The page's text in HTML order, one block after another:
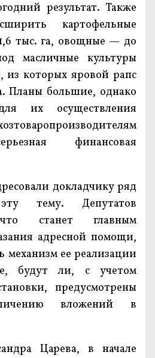
результат. Также
картофельные
тыс. га, овощные — до
масличные культуры
из которых яровой рапс
Планы большие, однако
их осуществления
финансовая
докладчику ряд
тему. Депутатов
что станет главным
адресной помощи,
механизм ее реализации
будут ли, с учетом
предусмотрены
вложений в
Царева, в начале